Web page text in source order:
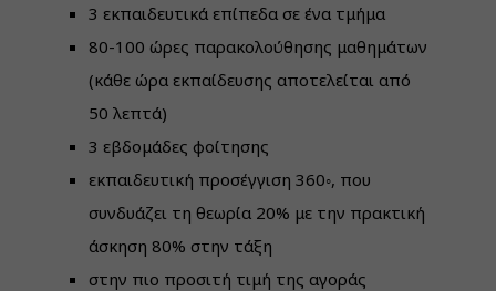
3 εκπαιδευτικά επίπεδα σε ένα τμήμα
80-100 ώρες παρακολούθησης μαθημάτων
(κάθε ώρα εκπαίδευσης αποτελείται από
50 λεπτά)
3 εβδομάδες φοίτησης
εκπαιδευτική προσέγγιση 360◦, που
συνδυάζει τη θεωρία 20% με την πρακτική
άσκηση 80% στην τάξη
στην πιο προσιτή τιμή της αγοράς